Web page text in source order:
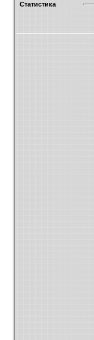
Статистика